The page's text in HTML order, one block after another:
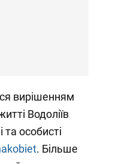
вирішенням
Водоліїв
та особисті
. Більше